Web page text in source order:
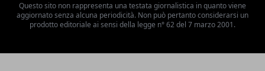
Questo sito non rappresenta una testata giornalistica in quanto viene
aggiornato senza alcuna periodicità. Non può pertanto considerarsi un
prodotto editoriale ai sensi della legge n° 62 del 7 marzo 2001.